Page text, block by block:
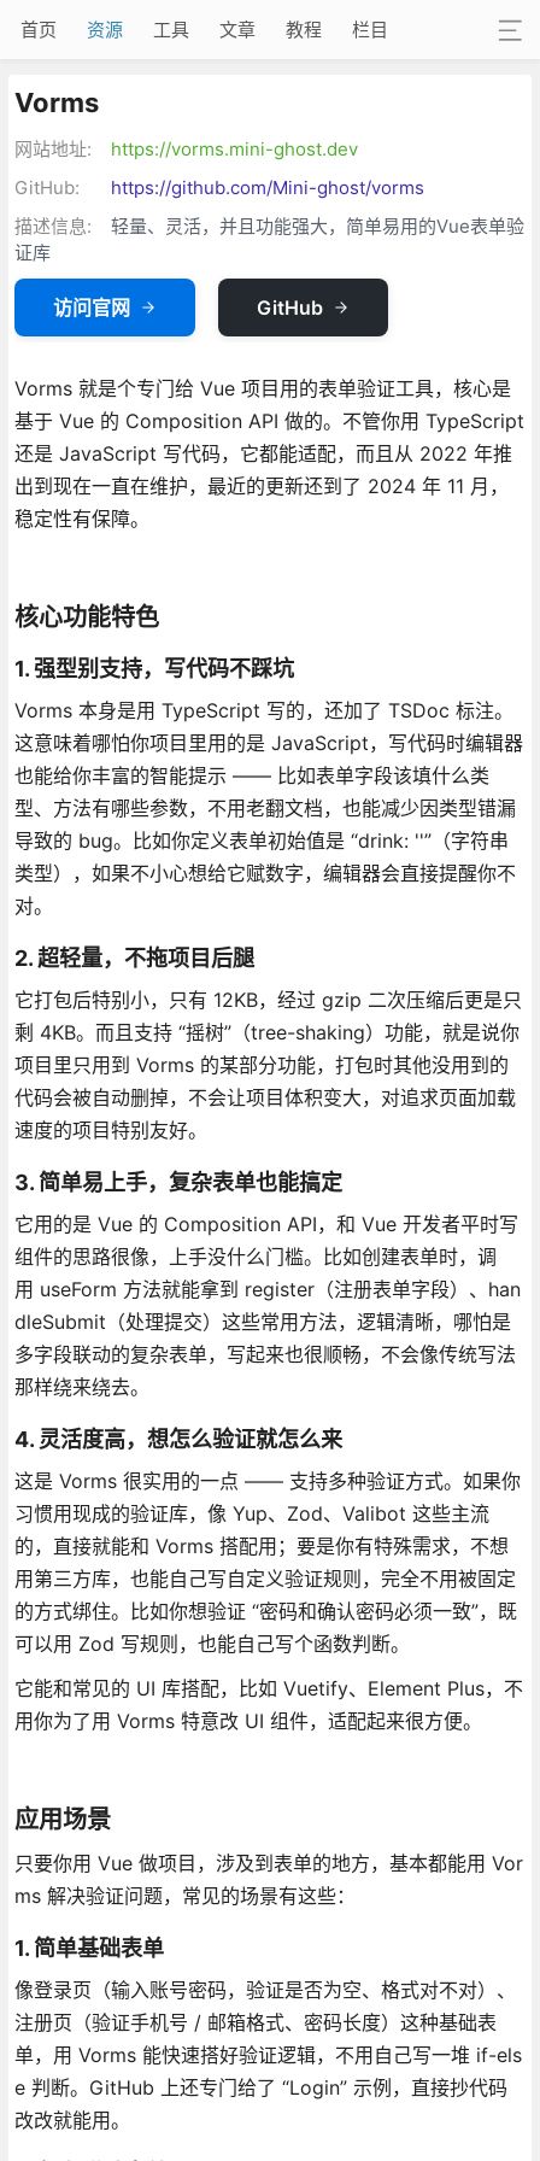
首页 资源 工具 文章 教程 栏目
Vorms
网站地址:
https://vorms.mini-ghost.dev
GitHub:
https://github.com/Mini-ghost/vorms
描述信息:
轻量、灵活，并且功能强大，简单易用的Vue表单验
证库
访问官网 GitHub
Vorms 就是个专门给 Vue 项目用的表单验证工具，核心是
基于 Vue 的 Composition API 做的。不管你用 TypeScript
还是 JavaScript 写代码，它都能适配，而且从 2022 年推
出到现在一直在维护，最近的更新还到了 2024 年 11 月，
稳定性有保障。
核心功能特色
1. 强型别支持，写代码不踩坑
Vorms 本身是用 TypeScript 写的，还加了 TSDoc 标注。
这意味着哪怕你项目里用的是 JavaScript，写代码时编辑器
也能给你丰富的智能提示 —— 比如表单字段该填什么类
型、方法有哪些参数，不用老翻文档，也能减少因类型错漏
导致的 bug。比如你定义表单初始值是 “drink: ''”（字符串
类型），如果不小心想给它赋数字，编辑器会直接提醒你不
对。
2. 超轻量，不拖项目后腿
它打包后特别小，只有 12KB，经过 gzip 二次压缩后更是只
剩 4KB。而且支持 “摇树”（tree-shaking）功能，就是说你
项目里只用到 Vorms 的某部分功能，打包时其他没用到的
代码会被自动删掉，不会让项目体积变大，对追求页面加载
速度的项目特别友好。
3. 简单易上手，复杂表单也能搞定
它用的是 Vue 的 Composition API，和 Vue 开发者平时写
组件的思路很像，上手没什么门槛。比如创建表单时，调
用 useForm 方法就能拿到 register（注册表单字段）、han
dleSubmit（处理提交）这些常用方法，逻辑清晰，哪怕是
多字段联动的复杂表单，写起来也很顺畅，不会像传统写法
那样绕来绕去。
4. 灵活度高，想怎么验证就怎么来
这是 Vorms 很实用的一点 —— 支持多种验证方式。如果你
习惯用现成的验证库，像 Yup、Zod、Valibot 这些主流
的，直接就能和 Vorms 搭配用；要是你有特殊需求，不想
用第三方库，也能自己写自定义验证规则，完全不用被固定
的方式绑住。比如你想验证 “密码和确认密码必须一致”，既
可以用 Zod 写规则，也能自己写个函数判断。
它能和常见的 UI 库搭配，比如 Vuetify、Element Plus，不
用你为了用 Vorms 特意改 UI 组件，适配起来很方便。
应用场景
只要你用 Vue 做项目，涉及到表单的地方，基本都能用 Vor
ms 解决验证问题，常见的场景有这些：
1. 简单基础表单
像登录页（输入账号密码，验证是否为空、格式对不对）、
注册页（验证手机号 / 邮箱格式、密码长度）这种基础表
单，用 Vorms 能快速搭好验证逻辑，不用自己写一堆 if-els
e 判断。GitHub 上还专门给了 “Login” 示例，直接抄代码
改改就能用。